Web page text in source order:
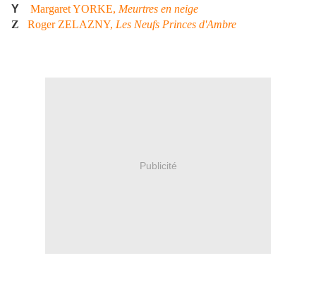
Y
Margaret YORKE, Meurtres en neige
Z
Roger ZELAZNY, Les Neufs Princes d'Ambre
Publicité